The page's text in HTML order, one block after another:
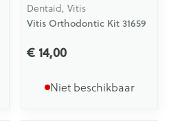
Dentaid, Vitis
Vitis Orthodontic Kit 31659
€ 14,00
Niet beschikbaar